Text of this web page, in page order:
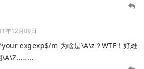
年12月09日
exgexp$/m 为啥是\A\z？WTF！好难
\A\Z........